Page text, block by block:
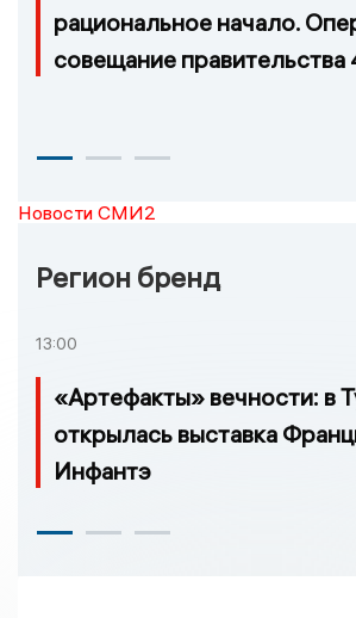
рациональное начало.
совещание правительства
Новости СМИ2
Регион бренд
13:00
«Артефакты» вечности: в
открылась выставка
Инфантэ